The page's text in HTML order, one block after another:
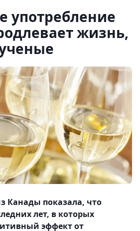
употребление
жизнь,
Канады показала, что
лет, в которых
эффект от